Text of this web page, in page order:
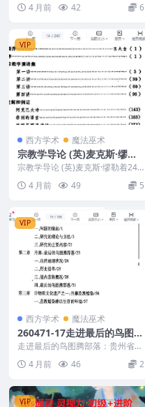
4 月前 42 6
VIP
西方学术 魔法巫术
宗教学导论 (英)麦克斯·缪勒
着240页
宗教学导论 (英)麦克斯·缪勒着240
4 月前 49 5
VIP
西方学术 魔法巫术
260471-17走进最后的鸟图腾
部落：贵州省丹寨非物质文化
遗产探寻 申茂平着188页
走进最后的鸟图腾部落：贵州省丹
寨非物质文化遗产探寻 申茂平着1
88页 26047...
4 月前 46 2
VIP